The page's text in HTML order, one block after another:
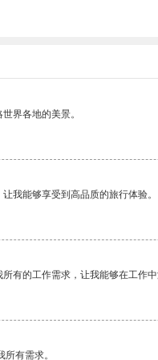
界各地的美景。
我能够享受到高品质的旅行体验。
有的工作需求，让我能够在工作中
有需求。